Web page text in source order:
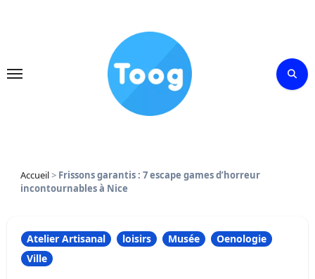
Accueil> Frissons garantis : 7 escape games d’horreur
incontournables à Nice
Atelier Artisanal loisirs Musée
Oenologie
Ville